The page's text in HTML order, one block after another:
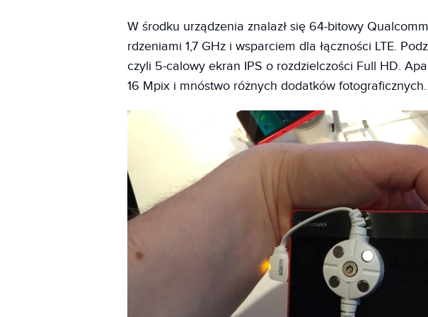
W środku urządzenia znalazł się 64-bitowy
rdzeniami 1,7 GHz i wsparciem dla łączności LTE.
czyli 5-calowy ekran IPS o rozdzielczości Full HD.
16 Mpix i mnóstwo różnych dodatków fotograficznych.